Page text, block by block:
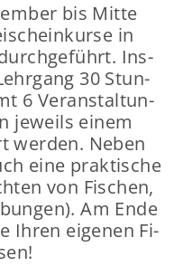
bis Mitte
in
Ins­
30 Stun­
6 Ver­an­stal­tun­
je­weils einem
wer­den. Neben
eine prak­ti­sche
von Fi­schen,
Am Ende
Ihren ei­ge­nen Fi­